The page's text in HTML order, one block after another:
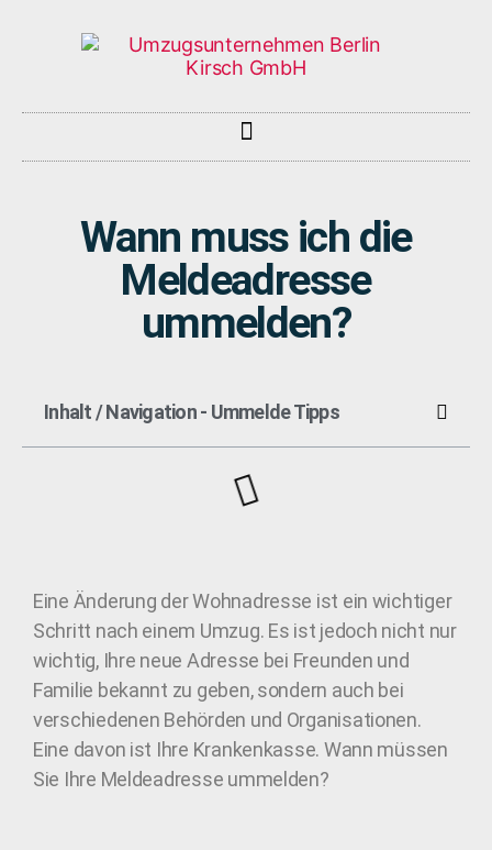
Wann muss ich die
Meldeadresse
ummelden?
Inhalt / Navigation - Ummelde Tipps
Eine Änderung der Wohnadresse ist ein wichtiger
Schritt nach einem Umzug. Es ist jedoch nicht nur
wichtig, Ihre neue Adresse bei Freunden und
Familie bekannt zu geben, sondern auch bei
verschiedenen Behörden und Organisationen.
Eine davon ist Ihre Krankenkasse. Wann müssen
Sie Ihre Meldeadresse ummelden?